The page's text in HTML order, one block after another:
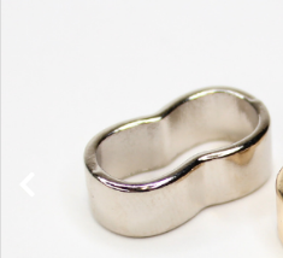
CATEGORY
カテゴリーから探す
用途から探す